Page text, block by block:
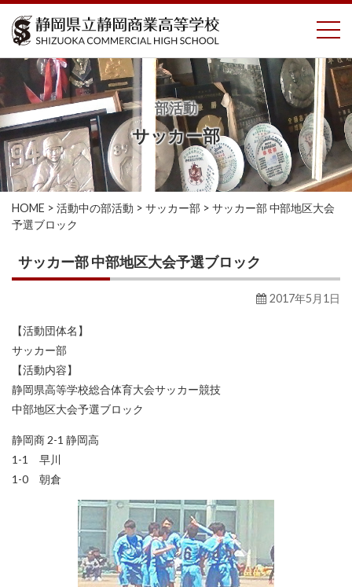
コ
ツ
へ
ス
キ
ッ
プ
部活動
サッカー部
HOME > 活動中の部活動 > サッカー部 > サッカー部 中部地区大会
予選ブロック
サッカー部 中部地区大会予選ブロック
2017年5月1日
【活動団体名】
サッカー部
【活動内容】
静岡県高等学校総合体育大会サッカー競技
中部地区大会予選ブロック
静岡商 2-1 静岡高
1-1 早川
1-0 朝倉